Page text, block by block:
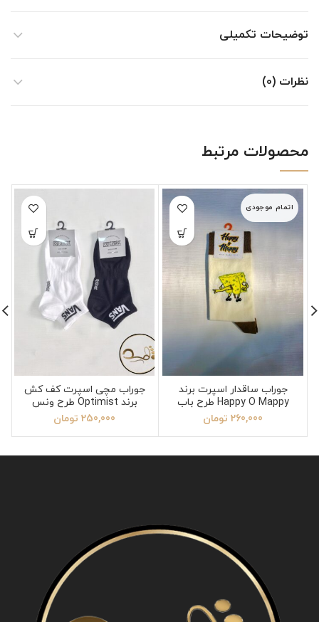
توضیحات تکمیلی
نظرات (0)
محصولات مرتبط
اتمام موجودی
جوراب ساقدار اسپرت برند
Happy O Mappy طرح باب
اسفنجی
260,000 تومان
جوراب مچی اسپرت کف کش
برند Optimist طرح ونس
250,000 تومان